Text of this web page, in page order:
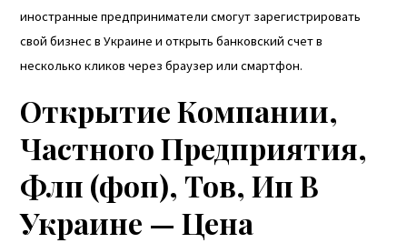
иностранные предприниматели смогут зарегистрировать
свой бизнес в Украине и открыть банковский счет в
несколько кликов через браузер или смартфон.
Открытие Компании,
Частного Предприятия,
Флп (фоп), Тов, Ип В
Украине — Цена